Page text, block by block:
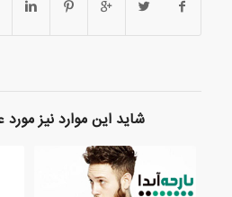
شاید این موارد نیز مورد